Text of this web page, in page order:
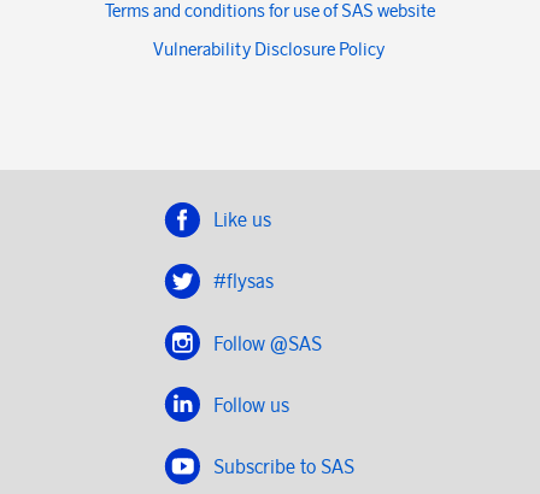
Terms and conditions for use of SAS website
Vulnerability Disclosure Policy
Like us
#flysas
Follow @SAS
Follow us
Subscribe to SAS